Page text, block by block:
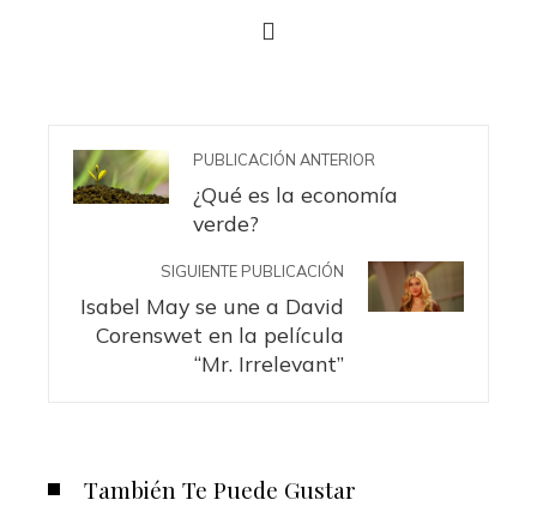
PUBLICACIÓN ANTERIOR
¿Qué es la economía
verde?
SIGUIENTE PUBLICACIÓN
Isabel May se une a David
Corenswet en la película
“Mr. Irrelevant”
También Te Puede Gustar